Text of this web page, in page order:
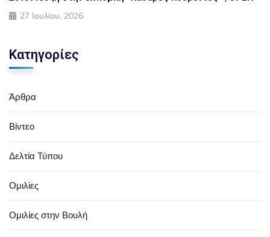
27 Ιουλίου, 2026
Κατηγορίες
Άρθρα
Βίντεο
Δελτία Τύπου
Ομιλίες
Ομιλίες στην Βουλή